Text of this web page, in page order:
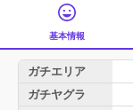
基本情報
ガチエリア
ガチヤグラ